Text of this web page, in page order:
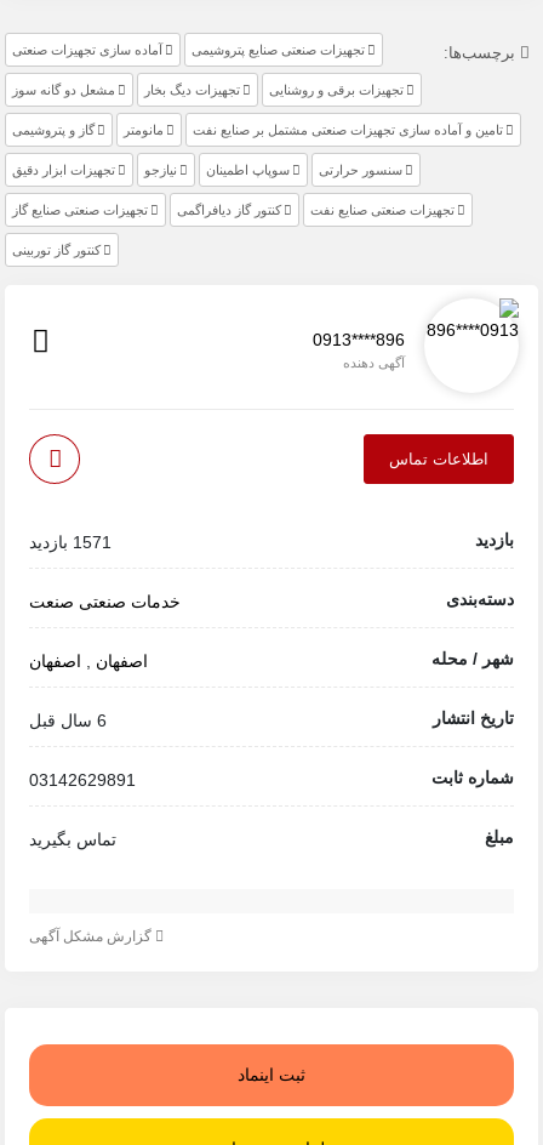
برچسب‌ها: تجهیزات صنعتی صنایع پتروشیمی آماده سازی تجهیزات صنعتی
تجهیزات برقی و روشنایی تجهیزات دیگ بخار مشعل دو گانه سوز
تامین و آماده سازی تجهیزات صنعتی مشتمل بر صنایع نفت مانومتر گاز و پتروشیمی
سنسور حرارتی سوپاپ اطمینان نیازجو تجهیزات ابزار دقیق
تجهیزات صنعتی صنایع نفت کنتور گاز دیافراگمی تجهیزات صنعتی صنایع گاز
کنتور گاز توربینی
0913****896
آگهی دهنده
اطلاعات تماس
بازدید 1571 بازدید
دسته‌بندی خدمات صنعتی صنعت
شهر / محله اصفهان اصفهان
تاریخ انتشار 6 سال قبل
شماره ثابت 03142629891
مبلغ تماس بگیرید
گزارش مشکل آگهی
ثبت اینماد